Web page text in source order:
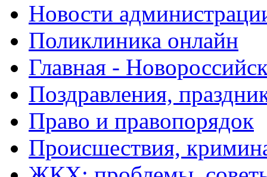
Новости
Поликлиника онлайн
Главная -
Поздравления,
Право и правопорядок
Происшествия,